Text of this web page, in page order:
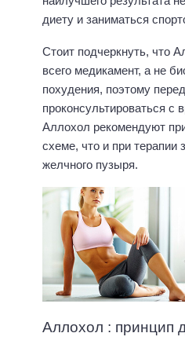
диету и заниматься
Стоит подчеркнуть, что
всего медикамент, а не
похудения, поэтому
проконсультироваться с
Аллохол рекомендуют
схеме, что и при терапии
желчного пузыря.
Аллохол : принцип